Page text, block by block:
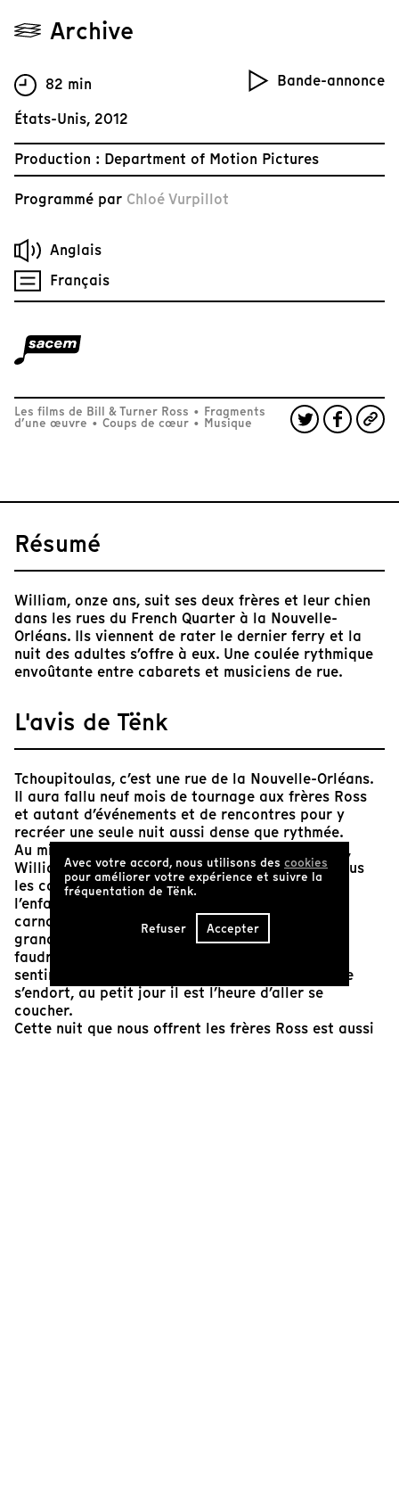
Archive
Bande-annonce
82 min
États-Unis, 2012
Production : Department of Motion Pictures
Programmé par Chloé Vurpillot
Anglais
Français
Les films de Bill & Turner Ross • Fragments
d’une œuvre • Coups de cœur • Musique
Résumé
William, onze ans, suit ses deux frères et leur chien
dans les rues du French Quarter à la Nouvelle-
Orléans. Ils viennent de rater le dernier ferry et la
nuit des adultes s’offre à eux. Une coulée rythmique
envoûtante entre cabarets et musiciens de rue.
L'avis de Tënk
Tchoupitoulas, c’est une rue de la Nouvelle-Orléans.
Il aura fallu neuf mois de tournage aux frères Ross
et autant d’événements et de rencontres pour y
recréer une seule nuit aussi dense que rythmée.
Au milieu des spectacles de rue et des cabarets,
William, onze ans, déambule et partage avec nous
les considérations et projections propres à
l’enfance. Le film est presque une comptine
carnavalesque pour cet enfant qui attend d’être
grand, mais pas trop quand même : disons qu’il
faudrait s’arrêter à vingt ans. La fatigue se fait
sentir à mesure que la nuit avance et que la ville
s’endort, au petit jour il est l’heure d’aller se
coucher.
Cette nuit que nous offrent les frères Ross est aussi
Avec votre accord, nous utilisons des cookies
pour améliorer votre expérience et suivre la
fréquentation de Tënk.
Refuser Accepter